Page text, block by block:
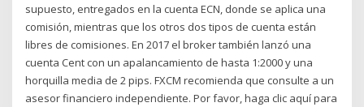
supuesto, entregados en la cuenta ECN, donde se aplica una
comisión, mientras que los otros dos tipos de cuenta están
libres de comisiones. En 2017 el broker también lanzó una
cuenta Cent con un apalancamiento de hasta 1:2000 y una
horquilla media de 2 pips. FXCM recomienda que consulte a un
asesor financiero independiente. Por favor, haga clic aquí para